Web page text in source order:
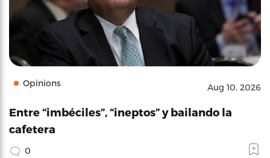
Opinions Aug 10, 2026
Entre “imbéciles”, “ineptos” y bailando la
cafetera
0